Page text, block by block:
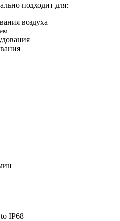
подходит для:
воздуха
IP68